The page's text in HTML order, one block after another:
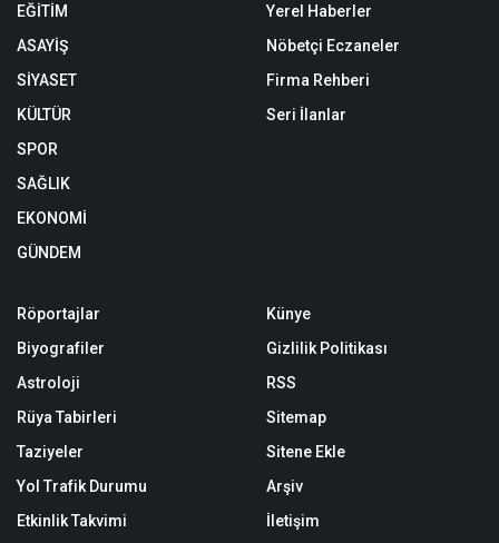
EĞİTİM
ASAYİŞ
SİYASET
KÜLTÜR
SPOR
SAĞLIK
EKONOMİ
GÜNDEM
Yerel Haberler
Nöbetçi Eczaneler
Firma Rehberi
Seri İlanlar
Röportajlar
Biyografiler
Astroloji
Rüya Tabirleri
Taziyeler
Yol Trafik Durumu
Etkinlik Takvimi
Künye
Gizlilik Politikası
RSS
Sitemap
Sitene Ekle
Arşiv
İletişim